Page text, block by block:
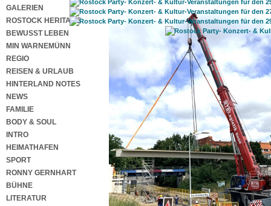
GALERIEN
ROSTOCK HERITAGE
BEWUSST LEBEN
MIN WARNEMÜNN
REGIO
REISEN & URLAUB
HINTERLAND NOTES
NEWS
FAMILIE
BODY & SOUL
INTRO
HEIMATHAFEN
SPORT
RONNY GERNHART
BÜHNE
LITERATUR